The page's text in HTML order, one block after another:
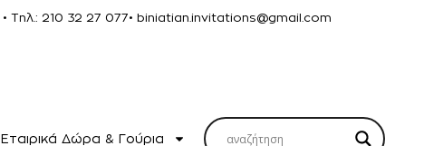
• Τηλ.: 210 32 27 077• biniatian.invitations@gmail.com
Εταιρικά Δώρα & Γούρια